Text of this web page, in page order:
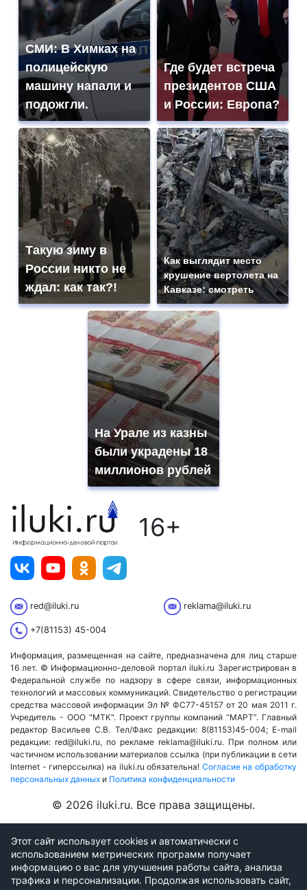
Этот сайт использует cookies и автоматически с
использованием метрических программ получает
информацию о вас для улучшения работы сайта, анализа
трафика и персонализации. Продолжая использовать сайт,
СМИ: В Химках на
полицейскую
машину напали и
подожгли.
Где будет встреча
президентов США
и России: Европа?
Такую зиму в
России никто не
ждал: как так?!
Как выглядит место
крушение вертолета на
Кавказе: смотреть
На Урале из казны
были украдены 18
миллионов рублей
16+
red@iluki.ru reklama@iluki.ru
+7(81153) 45-004
Информация, размещенная на сайте, предназначена для лиц старше
16 лет. © Информационно-деловой портал iluki.ru Зарегистрирован в
Федеральной службе по надзору в сфере связи, информационных
технологий и массовых коммуникаций. Свидетельство о регистрации
средства массовой информации Эл № ФС77-45157 от 20 мая 2011 г.
Учредитель - ООО "МТК". Проект группы компаний “МАРТ”. Главный
редактор Васильев С.В. Тел/Факс редакции: 8(81153)45-004; E-mail
редакции: red@iluki.ru, по рекламе reklama@iluki.ru. При полном или
частичном использовании материалов ссылка (при публикации в сети
Internet - гиперссылка) на iluki.ru обязательна! Согласие на обработку
персональных данных и Политика конфиденциальности
© 2026 iluki.ru. Все права защищены.